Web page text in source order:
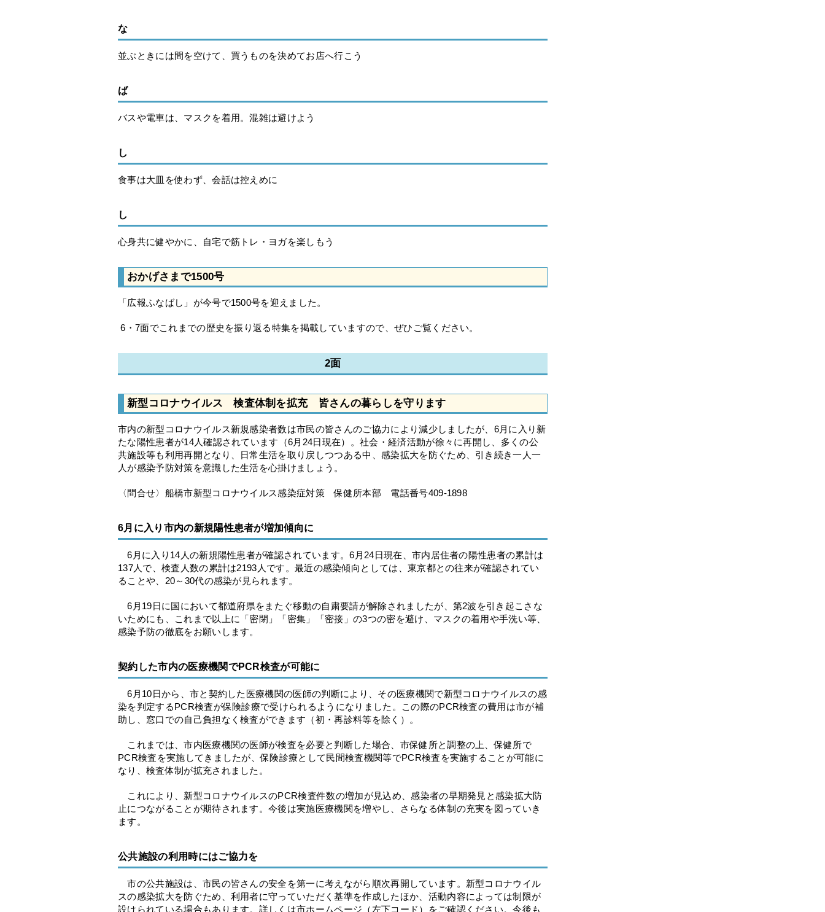
な
並ぶときには間を空けて、買うものを決めてお店へ行こう
ば
バスや電車は、マスクを着用。混雑は避けよう
し
食事は大皿を使わず、会話は控えめに
し
心身共に健やかに、自宅で筋トレ・ヨガを楽しもう
おかげさまで1500号
「広報ふなばし」が今号で1500号を迎えました。
6・7面でこれまでの歴史を振り返る特集を掲載していますので、ぜひご覧ください。
2面
新型コロナウイルス 検査体制を拡充 皆さんの暮らしを守ります
市内の新型コロナウイルス新規感染者数は市民の皆さんのご協力により減少しましたが、6月に入り新
たな陽性患者が14人確認されています（6月24日現在）。社会・経済活動が徐々に再開し、多くの公
共施設等も利用再開となり、日常生活を取り戻しつつある中、感染拡大を防ぐため、引き続き一人一
人が感染予防対策を意識した生活を心掛けましょう。
〈問合せ〉船橋市新型コロナウイルス感染症対策 保健所本部 電話番号409‐1898
6月に入り市内の新規陽性患者が増加傾向に
6月に入り14人の新規陽性患者が確認されています。6月24日現在、市内居住者の陽性患者の累計は
137人で、検査人数の累計は2193人です。最近の感染傾向としては、東京都との往来が確認されてい
ることや、20～30代の感染が見られます。
6月19日に国において都道府県をまたぐ移動の自粛要請が解除されましたが、第2波を引き起こさな
いためにも、これまで以上に「密閉」「密集」「密接」の3つの密を避け、マスクの着用や手洗い等、
感染予防の徹底をお願いします。
契約した市内の医療機関でPCR検査が可能に
6月10日から、市と契約した医療機関の医師の判断により、その医療機関で新型コロナウイルスの感
染を判定するPCR検査が保険診療で受けられるようになりました。この際のPCR検査の費用は市が補
助し、窓口での自己負担なく検査ができます（初・再診料等を除く）。
これまでは、市内医療機関の医師が検査を必要と判断した場合、市保健所と調整の上、保健所で
PCR検査を実施してきましたが、保険診療として民間検査機関等でPCR検査を実施することが可能に
なり、検査体制が拡充されました。
これにより、新型コロナウイルスのPCR検査件数の増加が見込め、感染者の早期発見と感染拡大防
止につながることが期待されます。今後は実施医療機関を増やし、さらなる体制の充実を図っていき
ます。
公共施設の利用時にはご協力を
市の公共施設は、市民の皆さんの安全を第一に考えながら順次再開しています。新型コロナウイル
スの感染拡大を防ぐため、利用者に守っていただく基準を作成したほか、活動内容によっては制限が
設けられている場合もあります。詳しくは市ホームページ（左下コード）をご確認ください。今後も